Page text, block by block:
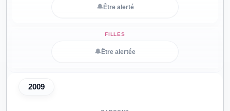
🔔 Être alerté
🔔 Être alertée
2009